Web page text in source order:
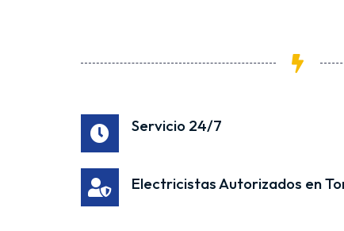
Servicio 24/7
Electricistas Autorizados en